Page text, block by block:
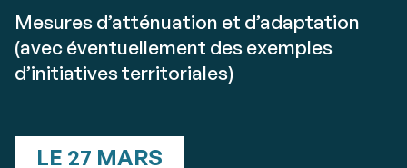
Mesures d’atténuation et d’adaptation
(avec éventuellement des exemples
d’initiatives territoriales)
LE 27 MARS